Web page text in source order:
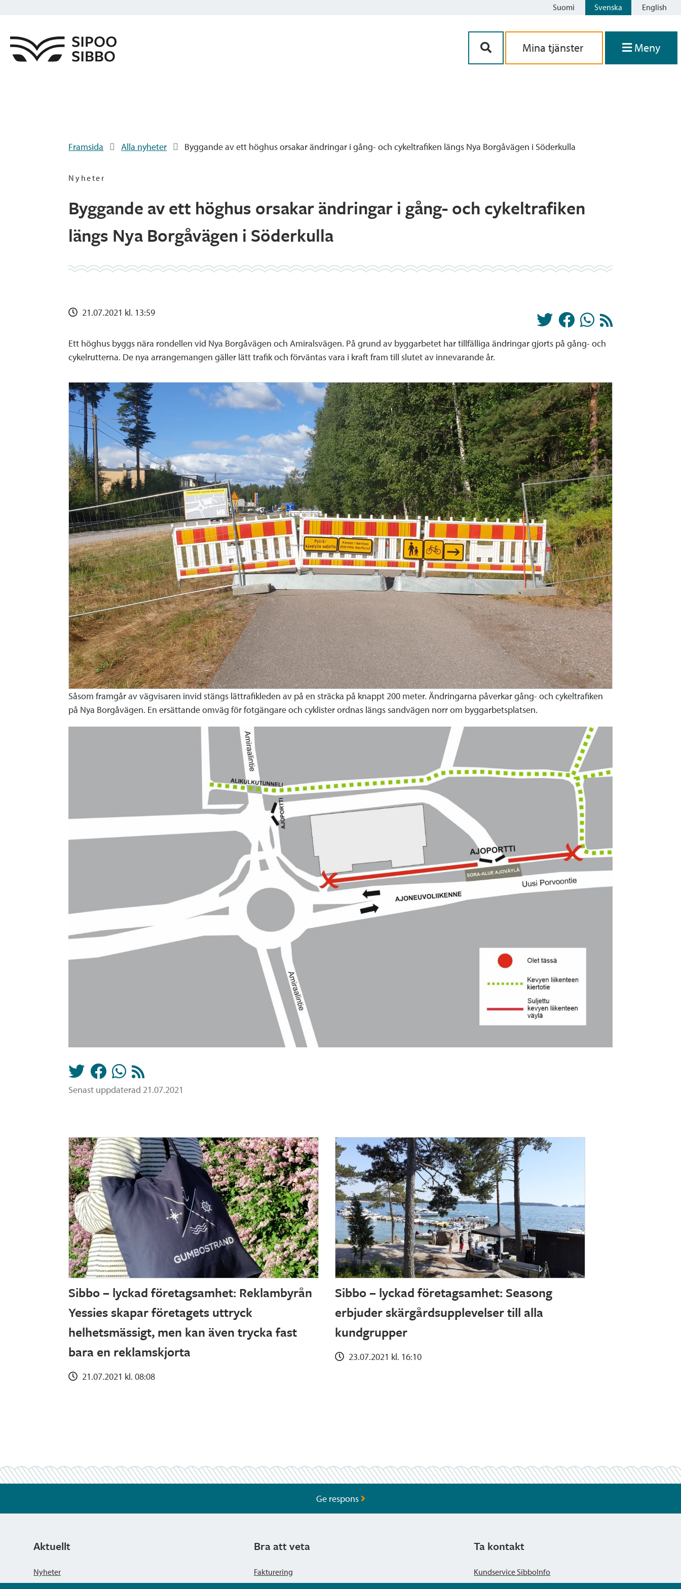
Suomi Svenska English
Mina tjänster Meny
Framsida Alla nyheter Byggande av ett höghus orsakar ändringar i gång- och cykeltrafiken längs Nya Borgåvägen i Söderkulla
Nyheter
Byggande av ett höghus orsakar ändringar i gång- och cykeltrafiken
längs Nya Borgåvägen i Söderkulla
21.07.2021 kl. 13:59
Ett höghus byggs nära rondellen vid Nya Borgåvägen och Amiralsvägen. På grund av byggarbetet har tillfälliga ändringar gjorts på gång- och
cykelrutterna. De nya arrangemangen gäller lätt trafik och förväntas vara i kraft fram till slutet av innevarande år.
Såsom framgår av vägvisaren invid stängs lättrafikleden av på en sträcka på knappt 200 meter. Ändringarna påverkar gång- och cykeltrafiken
på Nya Borgåvägen. En ersättande omväg för fotgängare och cyklister ordnas längs sandvägen norr om byggarbetsplatsen.
Senast uppdaterad 21.07.2021
Sibbo – lyckad företagsamhet: Reklambyrån
Yessies skapar företagets uttryck
helhetsmässigt, men kan även trycka fast
bara en reklamskjorta
21.07.2021 kl. 08:08
Sibbo – lyckad företagsamhet: Seasong
erbjuder skärgårdsupplevelser till alla
kundgrupper
23.07.2021 kl. 16:10
Ge respons
Aktuellt
Nyheter
Bra att veta
Fakturering
Ta kontakt
Kundservice SibboInfo